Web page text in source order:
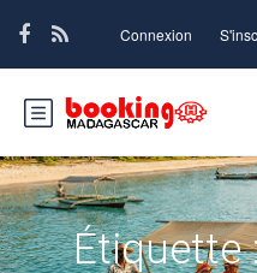
Connexion
Étiquette